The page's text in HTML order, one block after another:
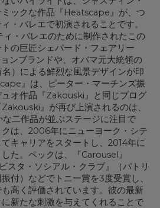
ックな作品『Heatscape』が、つ
・バレエで初演されることです。
・バレエのために制作されたこの
の巨匠シェパード・フェアリー
ンブランドや、オバマ元大統領の
）による鮮烈な風景デザインが印
』は、ピーター・マーチンズ振
オ作品『Zakouski』と同じプログ
』が再び上演されるのは、
二作品が並ぶステージに注目で
は、2006年にニューヨーク・シテ
キャリアをスタートし、2014年に
た。ペックは、『Carousel』
スタ・ソシアル・クラブ』（パトリ
付）などでトニー賞を3度受賞し、
高く評価されています。彼の最新
新たな刺激を与えてくれることで